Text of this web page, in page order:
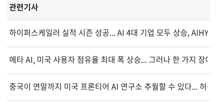
관련기사
하이퍼스케일러 실적 시즌 성공... AI 4대 기업 모두 상승, AIHY
메타 AI, 미국 사용자 점유율 최대 폭 상승... 그러나 한 가지 장애
중국이 연말까지 미국 프론티어 AI 연구소 추월할 수 있다... 허깅